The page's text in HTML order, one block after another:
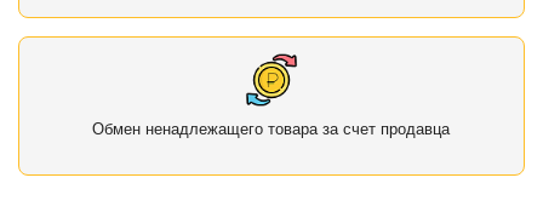
Обмен ненадлежащего товара за счет продавца